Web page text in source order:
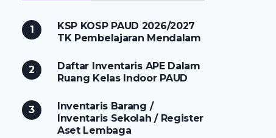
KSP KOSP PAUD 2026/2027
TK Pembelajaran Mendalam
Daftar Inventaris APE Dalam
Ruang Kelas Indoor PAUD
Inventaris Barang /
Inventaris Sekolah / Register
Aset Lembaga